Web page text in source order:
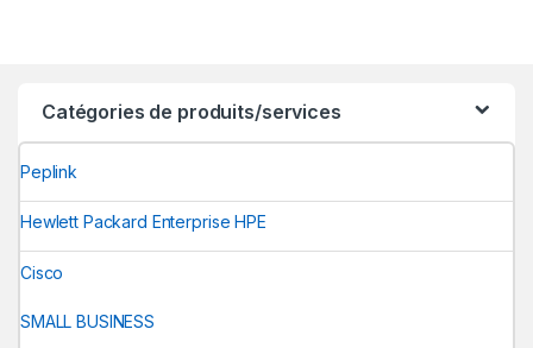
Catégories de produits/services
Peplink
Hewlett Packard Enterprise HPE
Cisco
SMALL BUSINESS